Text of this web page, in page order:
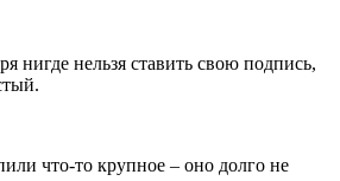
нигде нельзя ставить свою подпись,
что-то крупное – оно долго не